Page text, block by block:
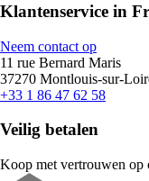
Klantenservice in
Neem contact op
11 rue Bernard Maris
37270 Montlouis-sur-
+33 1 86 47 62 58
Veilig betalen
Koop met vertrouwen op